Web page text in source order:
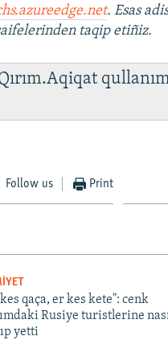
. Esas
taqip etiñiz.
Follow us Print
qaça, er kes kete": cenk
Rusiye turistlerine
yetti